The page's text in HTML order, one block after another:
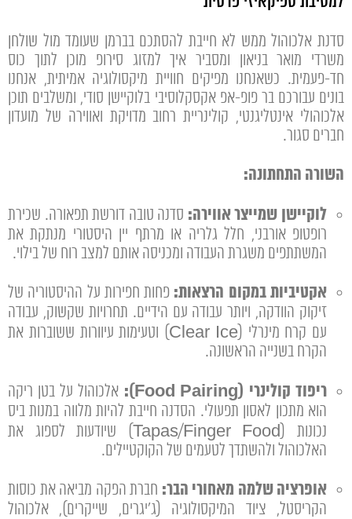
סדנת אלכוהול ממש לא חייבת להסתכם בברמן שעומד מול שולחן
משרדי מואר בניאון ומסביר איך למזוג סירופ מוכן לתוך כוס
חד-פעמית. כשאנחנו מפיקים חוויית מיקסולוגיה אמיתית, אנחנו
בונים עבורכם בר פופ-אפ אקסקלוסיבי בלוקיישן סודי, ומשלבים תוכן
אלכוהולי אינטליגנטי, קולינריית רחוב מדויקת ואווירה של מועדון
חברים סגור.
השורה התחתונה:
לוקיישן שמייצר אווירה: סדנה טובה דורשת תפאורה. שכירת
רופטופ אורבני, חלל גלריה או מרתף יין היסטורי מנתקת את
המשתתפים משגרת העבודה ומכניסה אותם למצב רוח של בילוי.
אקטיביות במקום הרצאות: פחות חפירות על ההיסטוריה של
זיקוק הוודקה, ויותר עבודה עם הידיים. תחרויות שקשוק, עבודה
עם קרח מינרלי (Clear Ice) וטעימות עיוורות ששוברות את
הקרח בשנייה הראשונה.
ריפוד קולינרי (Food Pairing):
אלכוהול על בטן ריקה
הוא מתכון לאסון תפעולי. הסדנה חייבת להיות מלווה במנות ביס
נכונות (Tapas/Finger Food) שיודעות לספוג את
האלכוהול ולהשתדך לטעמים של הקוקטיילים.
אופרציה שלמה מאחורי הבר: חברת הפקה מביאה את כוסות
הקריסטל, ציוד המיקסולוגיה (ג'יגרים, שייקרים), אלכוהול